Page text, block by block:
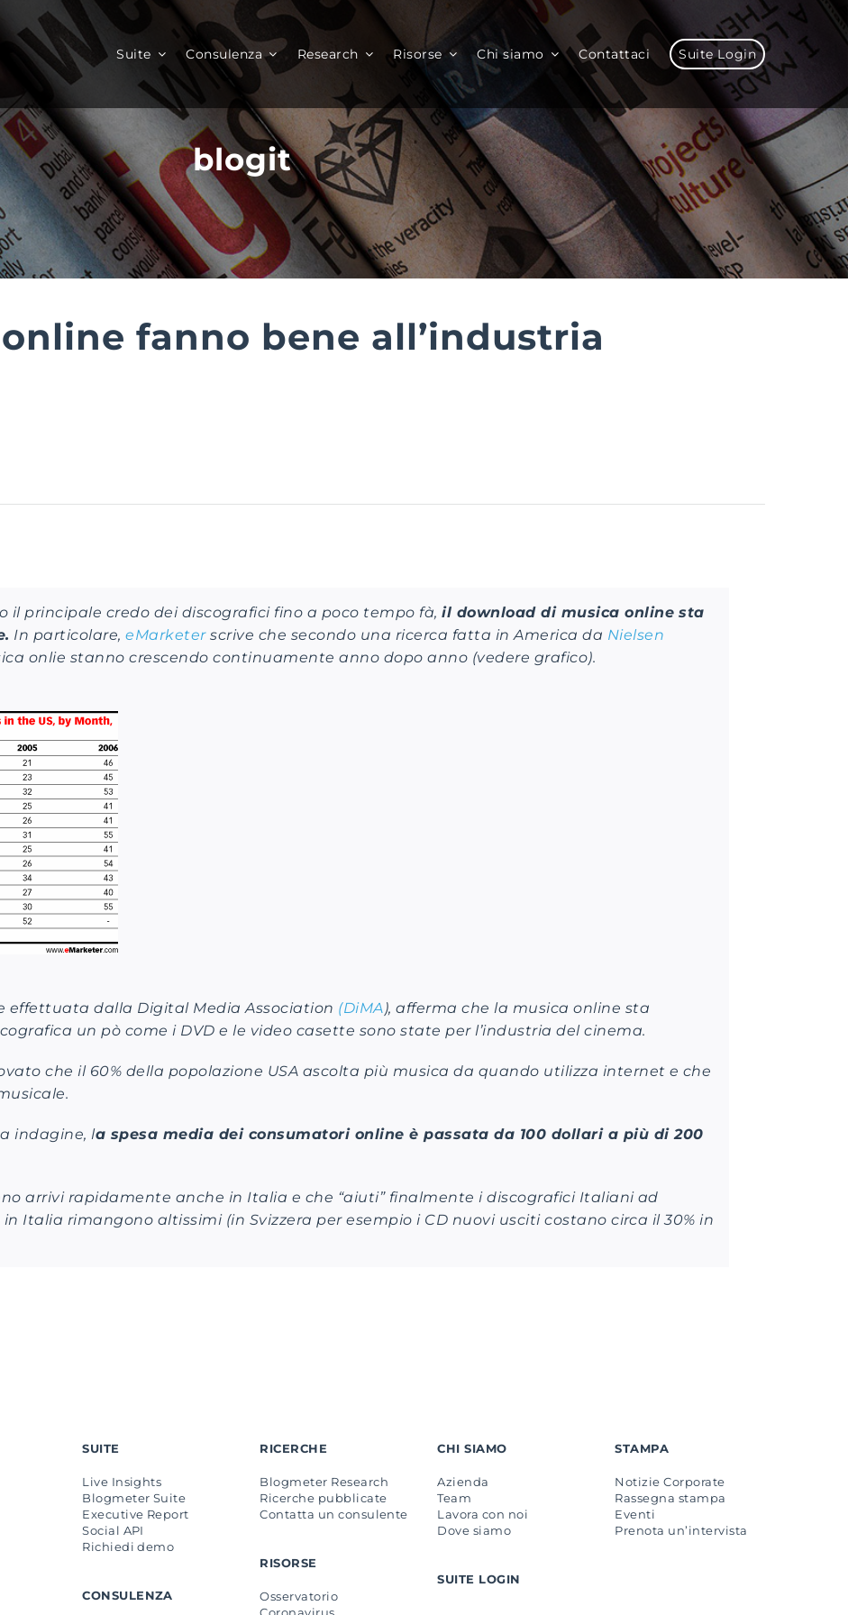
Suite Consulenza Research Risorse Chi siamo Contattaci Suite Login
blogit
fanno bene all’industria
il principale credo dei discografici fino a poco tempo fà,il download di musica online sta
In particolare,eMarketerscrive che secondo una ricerca fatta in America da Nielsen
onlie stanno crescendo continuamente anno dopo anno (vedere grafico).
effettuata dalla Digital Media Association (DiMA), afferma che la musica online sta
un pò come i DVD e le video casette sono state per l’industria del cinema.
che il 60% della popolazione USA ascolta più musica da quando utilizza internet e che
indagine, la spesa media dei consumatori online è passata da 100 dollari a più di 200
arrivi rapidamente anche in Italia e che “aiuti” finalmente i discografici Italiani ad
Italia rimangono altissimi (in Svizzera per esempio i CD nuovi usciti costano circa il 30% in
SUITE
Live Insights
Blogmeter Suite
Executive Report
Social API
Richiedi demo
CONSULENZA
RICERCHE
Blogmeter Research
Ricerche pubblicate
Contatta un consulente
RISORSE
Osservatorio
CHI SIAMO
Azienda
Team
Lavora con noi
Dove siamo
SUITE LOGIN
STAMPA
Notizie Corporate
Rassegna stampa
Eventi
Prenota un’intervista